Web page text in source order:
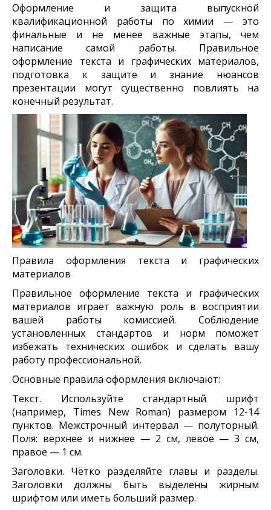
Оформление и защита выпускной
квалификационной работы по химии — это
финальные и не менее важные этапы, чем
написание самой работы. Правильное
оформление текста и графических материалов,
подготовка к защите и знание нюансов
презентации могут существенно повлиять на
конечный результат.
Правила оформления текста и графических
материалов
Правильное оформление текста и графических
материалов играет важную роль в восприятии
вашей работы комиссией. Соблюдение
установленных стандартов и норм поможет
избежать технических ошибок и сделать вашу
работу профессиональной.
Основные правила оформления включают:
Текст. Используйте стандартный шрифт
(например, Times New Roman) размером 12-14
пунктов. Межстрочный интервал — полуторный.
Поля: верхнее и нижнее — 2 см, левое — 3 см,
правое — 1 см.
Заголовки. Чётко разделяйте главы и разделы.
Заголовки должны быть выделены жирным
шрифтом или иметь больший размер.